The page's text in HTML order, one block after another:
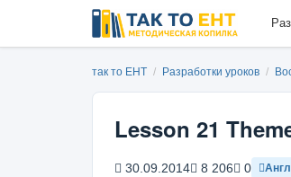
так то ЕНТ / Разработки уроков /
Lesson 21
30.09.2014 8 206 0